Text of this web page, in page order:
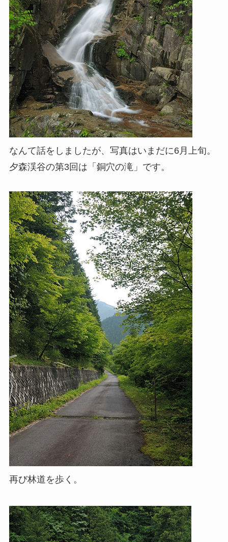
なんて話をしましたが、写真はいまだに6月上旬。
夕森渓谷の第3回は「銅穴の滝」です。
再び林道を歩く。